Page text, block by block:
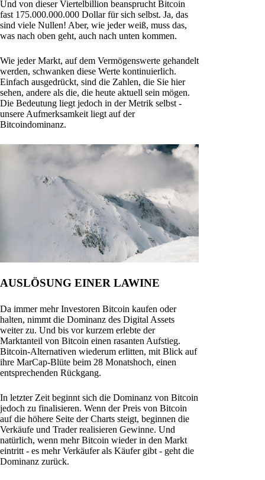
Und von dieser Viertelbillion beansprucht Bitcoin
fast 175.000.000.000 Dollar für sich selbst. Ja, das
sind viele Nullen! Aber, wie jeder weiß, muss das,
was nach oben geht, auch nach unten kommen.
Wie jeder Markt, auf dem Vermögenswerte gehandelt
werden, schwanken diese Werte kontinuierlich.
Einfach ausgedrückt, sind die Zahlen, die Sie hier
sehen, andere als die, die heute aktuell sein mögen.
Die Bedeutung liegt jedoch in der Metrik selbst -
unsere Aufmerksamkeit liegt auf der
Bitcoindominanz.
AUSLÖSUNG EINER LAWINE
Da immer mehr Investoren Bitcoin kaufen oder
halten, nimmt die Dominanz des Digital Assets
weiter zu. Und bis vor kurzem erlebte der
Marktanteil von Bitcoin einen rasanten Aufstieg.
Bitcoin-Alternativen wiederum erlitten, mit Blick auf
ihre MarCap-Blüte beim 28 Monatshoch, einen
entsprechenden Rückgang.
In letzter Zeit beginnt sich die Dominanz von Bitcoin
jedoch zu finalisieren. Wenn der Preis von Bitcoin
auf die höhere Seite der Charts steigt, beginnen die
Verkäufe und Trader realisieren Gewinne. Und
natürlich, wenn mehr Bitcoin wieder in den Markt
eintritt - es mehr Verkäufer als Käufer gibt - geht die
Dominanz zurück.